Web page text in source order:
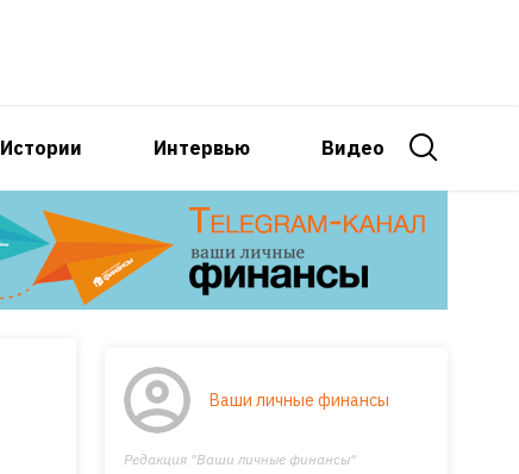
Истории Интервью Видео
Ваши личные финансы
Редакция "Ваши личные финансы"